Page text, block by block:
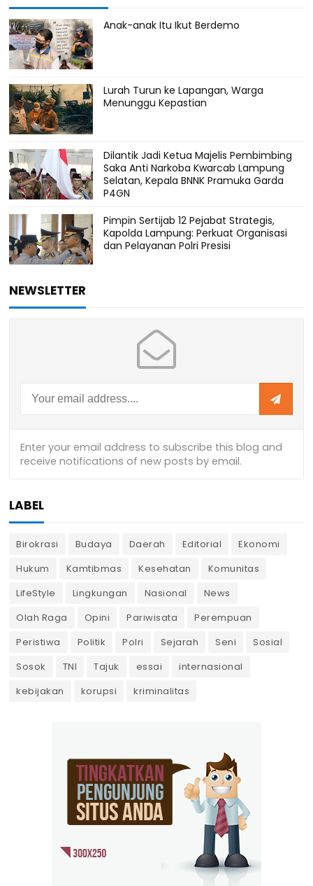
Anak-anak Itu Ikut Berdemo
Lurah Turun ke Lapangan, Warga
Menunggu Kepastian
Dilantik Jadi Ketua Majelis Pembimbing
Saka Anti Narkoba Kwarcab Lampung
Selatan, Kepala BNNK Pramuka Garda
P4GN
Pimpin Sertijab 12 Pejabat Strategis,
Kapolda Lampung: Perkuat Organisasi
dan Pelayanan Polri Presisi
NEWSLETTER
LABEL
Birokrasi Budaya Daerah Editorial
Ekonomi
Hukum
Kamtibmas Kesehatan
Komunitas
LifeStyle
Lingkungan Nasional
News
Olah Raga
Opini Pariwisata
Perempuan
Peristiwa
Politik Polri Sejarah Seni
Sosial
Sosok
TNI Tajuk essai
internasional
kebijakan
korupsi kriminalitas